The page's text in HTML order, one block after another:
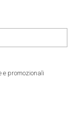
e promozionali